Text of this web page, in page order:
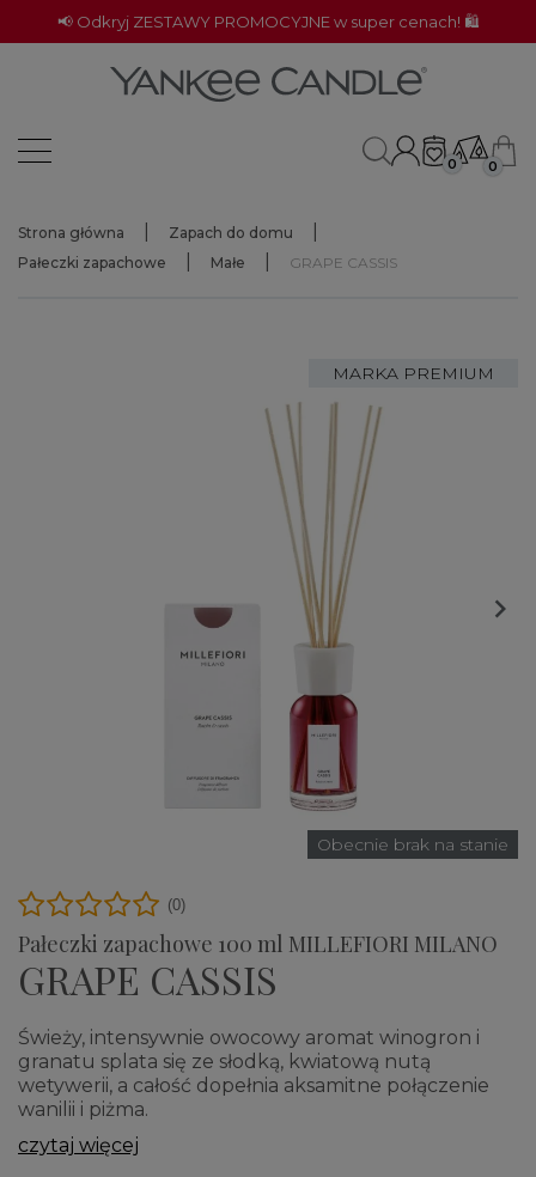
📢 Odkryj ZESTAWY PROMOCYJNE w super cenach! 🛍️
0 0
Strona główna
Zapach do domu
Pałeczki zapachowe
Małe GRAPE CASSIS
MARKA PREMIUM

Obecnie brak na stanie
Pałeczki zapachowe 100 ml MILLEFIORI MILANO
GRAPE CASSIS
(0)
Świeży, intensywnie owocowy aromat winogron i
granatu splata się ze słodką, kwiatową nutą
wetywerii, a całość dopełnia aksamitne połączenie
wanilii i piżma.
czytaj więcej